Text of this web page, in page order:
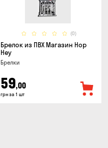
(0)
Брелок из ПВХ Магазин Hop
Hey
Брелки
59,00
грн за 1 шт